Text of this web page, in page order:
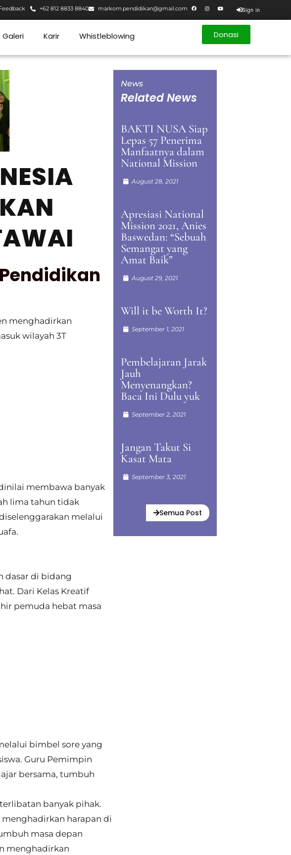
+62 812 8833 8840 markom.pendidikan@gmail.com Sign in
Galeri Karir Whistleblowing Donasi
menghadirkan
wilayah 3T
membawa banyak
lima tahun tidak
melalui
dasar di bidang
Dari Kelas Kreatif
pemuda hebat masa
bimbel sore yang
Guru Pemimpin
bersama, tumbuh
banyak pihak.
harapan di
masa depan
menghadirkan
News
Related News
BAKTI NUSA Siap
Lepas 57 Penerima
Manfaatnya dalam
National Mission
August 28, 2021
Apresiasi National
Mission 2021, Anies
Baswedan: “Sebuah
Semangat yang
Amat Baik”
August 29, 2021
Will it be Worth It?
September 1, 2021
Pembelajaran Jarak
Jauh
Menyenangkan?
Baca Ini Dulu yuk
September 2, 2021
Jangan Takut Si
Kasat Mata
September 3, 2021
Semua Post